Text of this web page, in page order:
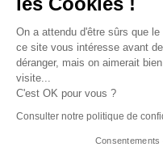
ACCÉDER
Mon compte-Recommander
On a attendu d'être sûrs que le
ce site vous intéresse avant
déranger, mais on aimerait
visite...
C'est OK pour vous ?
Consulter notre politique de
Consentements